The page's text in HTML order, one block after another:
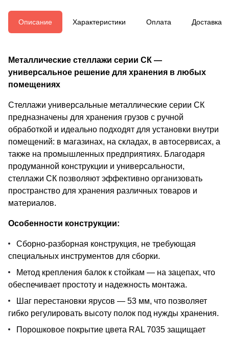
Описание Характеристики Оплата Доставка
Металлические стеллажи серии СК —
универсальное решение для хранения в любых
помещениях
Стеллажи универсальные металлические серии СК
предназначены для хранения грузов с ручной
обработкой и идеально подходят для установки внутри
помещений: в магазинах, на складах, в автосервисах, а
также на промышленных предприятиях. Благодаря
продуманной конструкции и универсальности,
стеллажи СК позволяют эффективно организовать
пространство для хранения различных товаров и
материалов.
Особенности конструкции:
Сборно-разборная конструкция, не требующая
специальных инструментов для сборки.
Метод крепления балок к стойкам — на зацепах, что
обеспечивает простоту и надежность монтажа.
Шаг перестановки ярусов — 53 мм, что позволяет
гибко регулировать высоту полок под нужды хранения.
Порошковое покрытие цвета RAL 7035 защищает